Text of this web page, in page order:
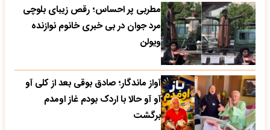
مطربی پر احساس؛ رقص زیبای بلوچی
مرد جوان در بی خبری خانوم نوازنده
ویولن
آواز ماندگار؛ صادق بوقی بعد از کلی آو
آو آو حالا با اردک بودم غاز اومدم
برگشت